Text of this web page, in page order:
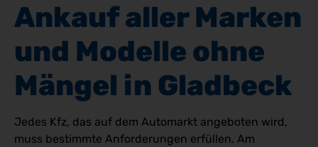
Ankauf aller Marken
und Modelle ohne
Mängel in Gladbeck
Jedes Kfz, das auf dem Automarkt angeboten wird,
muss bestimmte Anforderungen erfüllen. Am